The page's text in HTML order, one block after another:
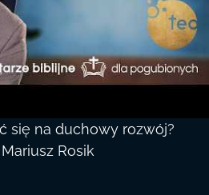
się na duchowy rozwój?
Rosik